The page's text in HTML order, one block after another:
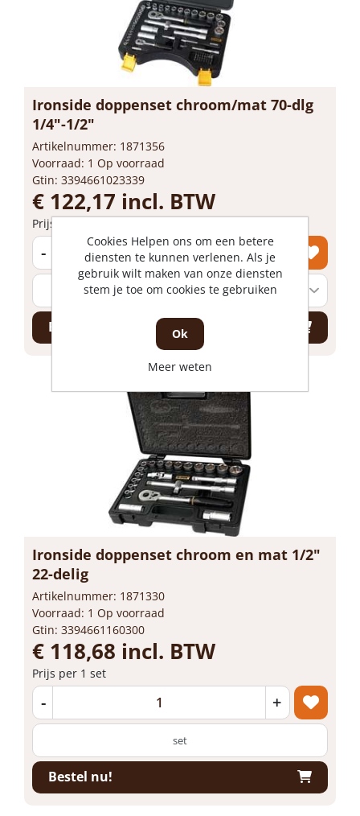
Ironside doppenset chroom/mat 70-dlg
1/4"-1/2"
Artikelnummer: 1871356
Voorraad: 1 Op voorraad
Gtin: 3394661023339
€ 122,17 incl. BTW
Prijs per 1 set
- +
Bestel nu!
Ironside doppenset chroom en mat 1/2"
22-delig
Artikelnummer: 1871330
Voorraad: 1 Op voorraad
Gtin: 3394661160300
€ 118,68 incl. BTW
Prijs per 1 set
- +
set
Bestel nu!
Cookies Helpen ons om een betere
diensten te kunnen verlenen. Als je
gebruik wilt maken van onze diensten
stem je toe om cookies te gebruiken
Ok
Meer weten